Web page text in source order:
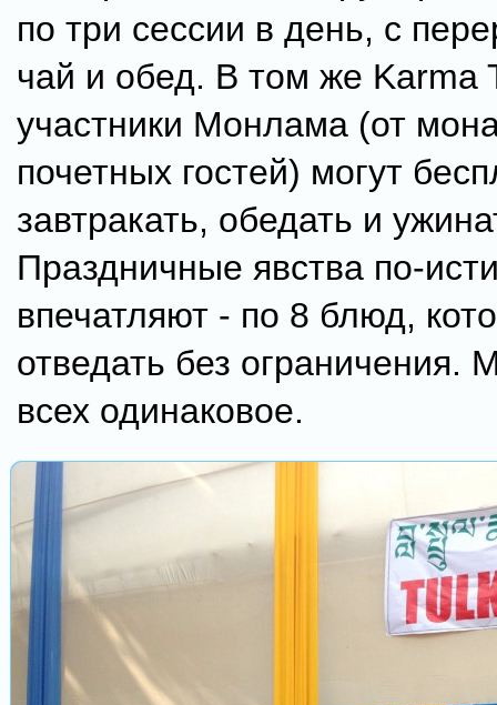
по три сессии в день, с
чай и обед. В том же Karma
участники Монлама (от
почетных гостей) могут
завтракать, обедать и
Праздничные явства по-
впечатляют - по 8 блюд,
отведать без ограничения.
всех одинаковое.